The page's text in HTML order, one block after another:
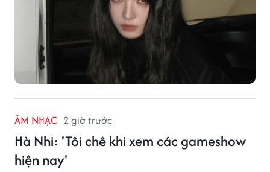
ÂM NHẠC 2 giờ trước
Hà Nhi: 'Tôi chê khi xem các gameshow
hiện nay'